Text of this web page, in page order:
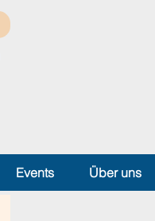
Events Über uns